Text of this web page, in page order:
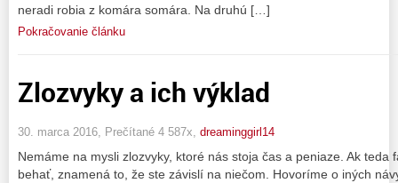
neradi robia z komára somára. Na druhú […]
Pokračovanie článku
Zlozvyky a ich výklad
30. marca 2016, Prečítané 4 587x, dreaminggirl14
Nemáme na mysli zlozvyky, ktoré nás stoja čas a peniaze. Ak
behať, znamená to, že ste závislí na niečom. Hovoríme o iných